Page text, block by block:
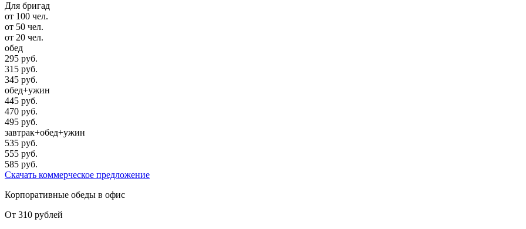
Для бригад
от 100 чел.
от 50 чел.
от 20 чел.
обед
295 руб.
315 руб.
345 руб.
обед+ужин
445 руб.
470 руб.
495 руб.
завтрак+обед+ужин
535 руб.
555 руб.
585 руб.
Скачать коммерческое предложение
Корпоративные обеды в офис
От 310 рублей